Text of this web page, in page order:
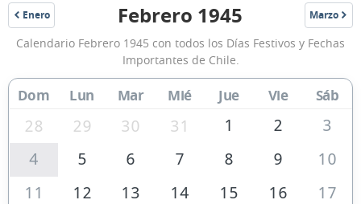
Enero
1945
Calendario
Febrero
1945
de
Chile
Febrero 1945 Marzo
1945
Calendario Febrero 1945 con todos los Días Festivos y Fechas
Importantes de Chile.
Dom Lun Mar Mié Jue Vie Sáb
28 29 30 31 1 2
3
4
5 6 7 8 9
10
11
12 13 14 15 16
17